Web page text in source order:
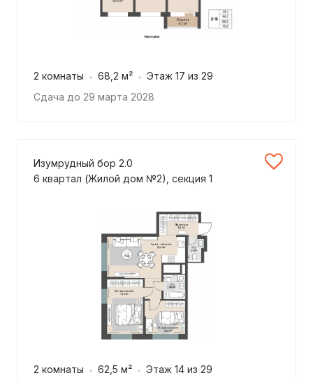
2 комнаты 68,2 м²
Этаж 17 из 29
Сдача до 29 марта 2028
Изумрудный бор 2.0
6 квартал (Жилой дом №2), секция 1
2 комнаты 62,5 м²
Этаж 14 из 29